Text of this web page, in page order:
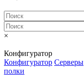
×
Конфигуратор
Конфигуратор Серверы
полки